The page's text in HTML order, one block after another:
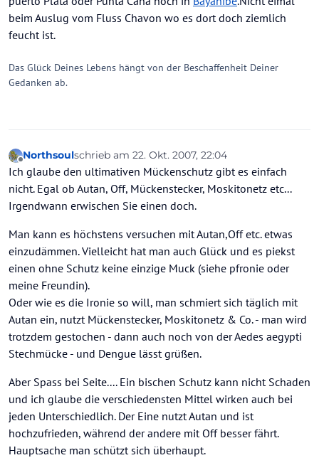
beim Auslug vom Fluss Chavon wo es dort doch ziemlich
feucht ist.
Das Glück Deines Lebens hängt von der Beschaffenheit Deiner
Gedanken ab.
Offline
Northsoulschrieb am 22. Okt. 2007, 22:04
zuletzt editiert von
Ich glaube den ultimativen Mückenschutz gibt es einfach
nicht. Egal ob Autan, Off, Mückenstecker, Moskitonetz etc...
Irgendwann erwischen Sie einen doch.
Man kann es höchstens versuchen mit Autan,Off etc. etwas
einzudämmen. Vielleicht hat man auch Glück und es piekst
einen ohne Schutz keine einzige Muck (siehe pfronie oder
meine Freundin).
Oder wie es die Ironie so will, man schmiert sich täglich mit
Autan ein, nutzt Mückenstecker, Moskitonetz & Co. - man wird
trotzdem gestochen - dann auch noch von der Aedes aegypti
Stechmücke - und Dengue lässt grüßen.
Aber Spass bei Seite.... Ein bischen Schutz kann nicht Schaden
und ich glaube die verschiedensten Mittel wirken auch bei
jeden Unterschiedlich. Der Eine nutzt Autan und ist
hochzufrieden, während der andere mit Off besser fährt.
Hauptsache man schützt sich überhaupt.